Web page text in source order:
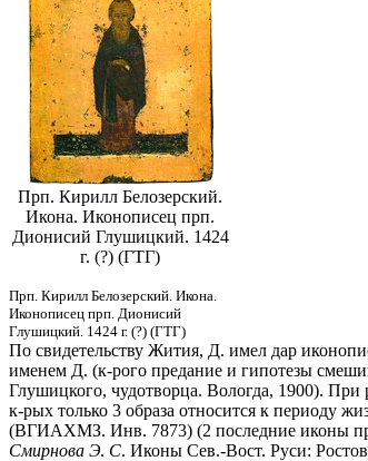
Прп. Кирилл Белозерский.
Икона. Иконописец прп.
Дионисий Глушицкий. 1424
г. (?) (ГТГ)
Прп. Кирилл Белозерский. Икона.
Иконописец прп. Дионисий
Глушицкий. 1424 г. (?) (ГТГ)
По свидетельству Жития, Д. имел дар
именем Д. (к-рого предание и гипотезы
Глушицкого, чудотворца. Вологда, 1900).
к-рых только 3 образа относится к периоду
(ВГИАХМЗ. Инв. 7873) (2 последние иконы
Смирнова Э. С. Иконы Сев.-Вост. Руси: